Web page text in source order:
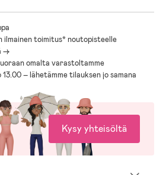
ilmainen toimitus* noutopisteelle
->
omalta varastoltamme
– lähetämme tilauksen jo samana
Kysy yhteisöltä